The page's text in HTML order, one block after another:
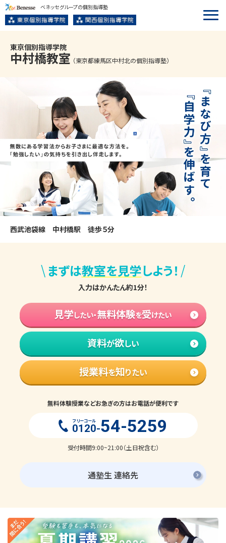
ベネッセグループの個別指導塾
東京個別指導学院
中村橋教室 （東京都練馬区中村北の個別指導塾）
西武池袋線　中村橋駅　徒歩５分
\ まずは教室を見学しよう！ /
入力はかんたん約1分！
見学したい・無料体験を受けたい
資料が欲しい
授業料を知りたい
無料体験授業などお急ぎの方はお電話が便利です
フリーコール
0120-54-5259
受付時間9:00~21:00（土日祝含む）
通塾生 連絡先